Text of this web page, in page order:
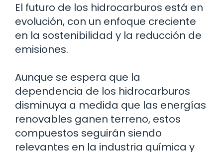
El futuro de los hidrocarburos está en
evolución, con un enfoque creciente
en la sostenibilidad y la reducción de
emisiones.
Aunque se espera que la
dependencia de los hidrocarburos
disminuya a medida que las energías
renovables ganen terreno, estos
compuestos seguirán siendo
relevantes en la industria química y